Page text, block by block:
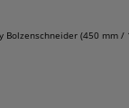
Bolzenschneider (450 mm /